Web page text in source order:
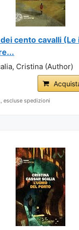
cento cavalli (Le
Cristina (Author)
escluse spedizioni